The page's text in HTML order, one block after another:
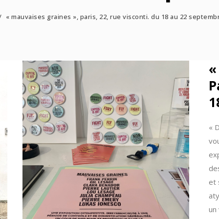
« mauvaises graines », paris, 22, rue visconti. du 18 au 22
«
et